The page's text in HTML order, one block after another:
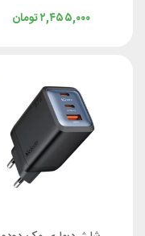
تومان۲,۴۵۵,۰۰۰